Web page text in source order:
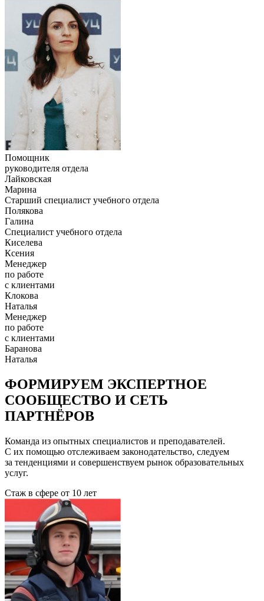
Помощник
руководителя отдела
Лайковская
Марина
Старший специалист учебного отдела
Полякова
Галина
Специалист учебного отдела
Киселева
Ксения
Менеджер
по работе
с клиентами
Клокова
Наталья
Менеджер
по работе
с клиентами
Баранова
Наталья
ФОРМИРУЕМ ЭКСПЕРТНОЕ
СООБЩЕСТВО И СЕТЬ
ПАРТНЁРОВ
Команда из опытных специалистов и преподавателей.
С их помощью отслеживаем законодательство, следуем
за тенденциями и совершенствуем рынок образовательных
услуг.
Стаж в сфере от 10 лет